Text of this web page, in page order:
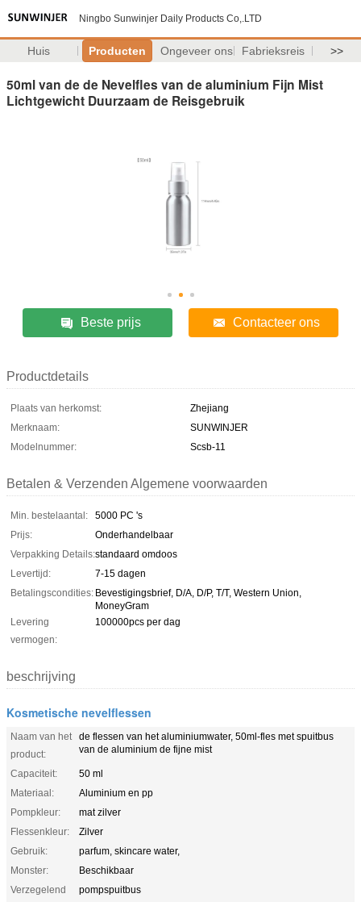
Ningbo Sunwinjer Daily Products Co,.LTD
Huis Producten Ongeveer ons Fabrieksreis >>
50ml van de de Nevelfles van de aluminium Fijn Mist
Lichtgewicht Duurzaam de Reisgebruik
Beste prijs Contacteer ons
Productdetails
Plaats van herkomst:
Zhejiang
Merknaam:
SUNWINJER
Modelnummer:
Scsb-11
Betalen & Verzenden Algemene voorwaarden
Min. bestelaantal:
5000 PC 's
Prijs:
Onderhandelbaar
Verpakking Details:standaard omdoos
Levertijd:
7-15 dagen
Betalingscondities: Bevestigingsbrief, D/A, D/P, T/T, Western Union,
MoneyGram
Levering
vermogen:
100000pcs per dag
beschrijving
Kosmetische nevelflessen
Naam van het
product:
de flessen van het aluminiumwater, 50ml-fles met spuitbus
van de aluminium de fijne mist
Capaciteit:
50 ml
Materiaal:
Aluminium en pp
Pompkleur:
mat zilver
Flessenkleur:
Zilver
Gebruik:
parfum, skincare water,
Monster:
Beschikbaar
Verzegelend
pompspuitbus